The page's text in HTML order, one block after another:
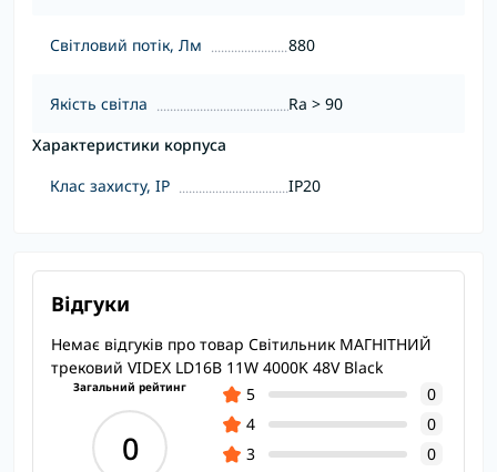
Світловий потік, Лм 880
Якість світла
Ra > 90
Характеристики корпуса
Клас захисту, IP
IP20
Відгуки
Немає відгуків про товар Світильник МАГНІТНИЙ
трековий VIDEX LD16B 11W 4000K 48V Black
Загальний рейтинг
0
5
0
4
0
3
0